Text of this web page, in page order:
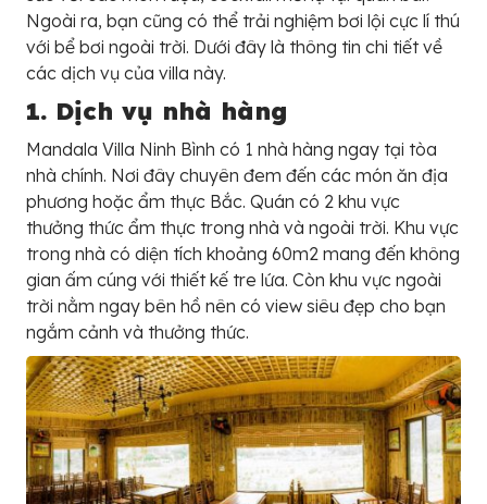
Ngoài ra, bạn cũng có thể trải nghiệm bơi lội cực lí thú
với bể bơi ngoài trời. Dưới đây là thông tin chi tiết về
các dịch vụ của villa này.
1. Dịch vụ nhà hàng
Mandala Villa Ninh Bình có 1 nhà hàng ngay tại tòa
nhà chính. Nơi đây chuyên đem đến các món ăn địa
phương hoặc ẩm thực Bắc. Quán có 2 khu vực
thưởng thức ẩm thực trong nhà và ngoài trời. Khu vực
trong nhà có diện tích khoảng 60m2 mang đến không
gian ấm cúng với thiết kế tre lứa. Còn khu vực ngoài
trời nằm ngay bên hồ nên có view siêu đẹp cho bạn
ngắm cảnh và thưởng thức.